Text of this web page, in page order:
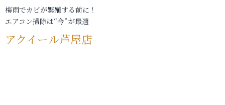
梅雨でカビが繁殖する前に！
エアコン掃除は“今”が最適
アクイール芦屋店